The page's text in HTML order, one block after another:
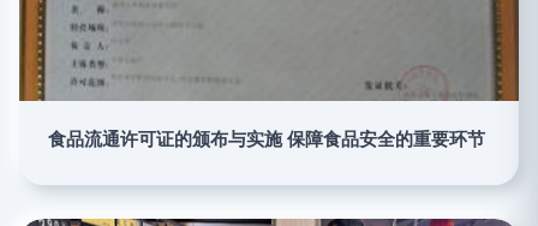
食品流通许可证的颁布与实施 保障食品安全的重要环节